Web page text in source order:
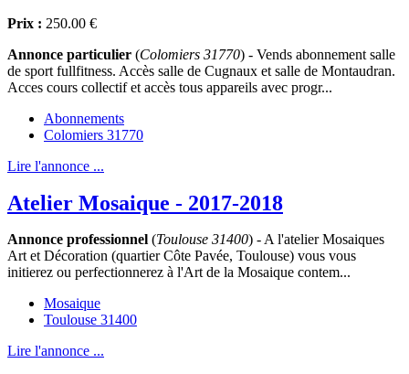
Prix : 250.00 €
Annonce particulier (Colomiers 31770) - Vends abonnement salle
de sport fullfitness. Accès salle de Cugnaux et salle de Montaudran.
Acces cours collectif et accès tous appareils avec progr...
Abonnements
Colomiers 31770
Lire l'annonce ...
Atelier Mosaique - 2017-2018
Annonce professionnel (Toulouse 31400) - A l'atelier Mosaiques
Art et Décoration (quartier Côte Pavée, Toulouse) vous vous
initierez ou perfectionnerez à l'Art de la Mosaique contem...
Mosaique
Toulouse 31400
Lire l'annonce ...